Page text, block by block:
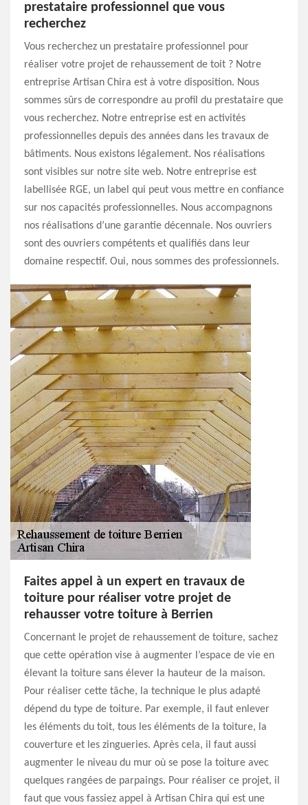
prestataire professionnel que vous
recherchez
Vous recherchez un prestataire professionnel pour
réaliser votre projet de rehaussement de toit ? Notre
entreprise Artisan Chira est à votre disposition. Nous
sommes sûrs de correspondre au profil du prestataire que
vous recherchez. Notre entreprise est en activités
professionnelles depuis des années dans les travaux de
bâtiments. Nous existons légalement. Nos réalisations
sont visibles sur notre site web. Notre entreprise est
labellisée RGE, un label qui peut vous mettre en confiance
sur nos capacités professionnelles. Nous accompagnons
nos réalisations d’une garantie décennale. Nos ouvriers
sont des ouvriers compétents et qualifiés dans leur
domaine respectif. Oui, nous sommes des professionnels.
Faites appel à un expert en travaux de
toiture pour réaliser votre projet de
rehausser votre toiture à Berrien
Concernant le projet de rehaussement de toiture, sachez
que cette opération vise à augmenter l’espace de vie en
élevant la toiture sans élever la hauteur de la maison.
Pour réaliser cette tâche, la technique le plus adapté
dépend du type de toiture. Par exemple, il faut enlever
les éléments du toit, tous les éléments de la toiture, la
couverture et les zingueries. Après cela, il faut aussi
augmenter le niveau du mur où se pose la toiture avec
quelques rangées de parpaings. Pour réaliser ce projet, il
faut que vous fassiez appel à Artisan Chira qui est une